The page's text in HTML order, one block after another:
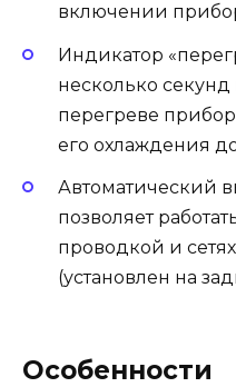
включении
Индикатор
несколько
перегреве
его охлаждения
Автоматический
позволяет
проводкой и
(установлен на
Особенности